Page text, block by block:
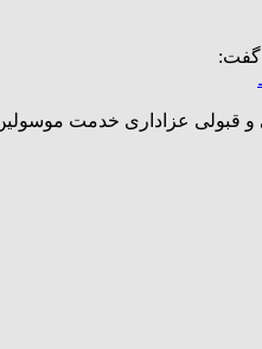
گفت:
قبولی عزاداری خدمت